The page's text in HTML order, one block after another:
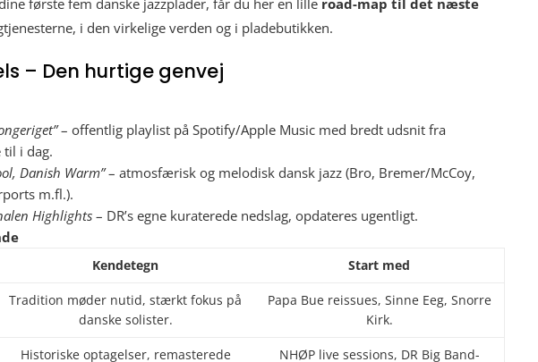
i den virkelige verden og i pladebutikken.
– Den hurtige genvej
– offentlig playlist på Spotify/Apple Music med bredt udsnit fra
til i dag.
Danish Warm”– atmosfærisk og melodisk dansk jazz (Bro, Bremer/McCoy,
m.fl.).
Highlights– DR’s egne kuraterede nedslag, opdateres ugentligt.
Kendetegn Start med
Tradition møder nutid, stærkt fokus på
danske solister.
Papa Bue reissues, Sinne Eeg, Snorre
Kirk.
Historiske optagelser, remasterede
NHØP live sessions, DR Big Band-